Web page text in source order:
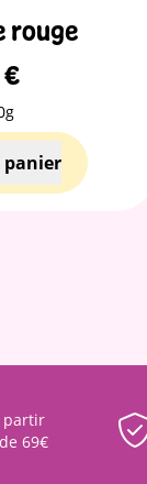
rouge
€
partir
69€